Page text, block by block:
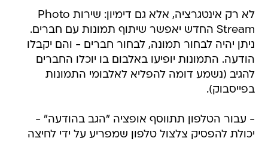
לא רק אינטגרציה, אלא גם דימיון: שירות Photo
Stream החדש יאפשר שיתוף תמונות עם חברים.
ניתן יהיה לבחור תמונה, לבחור חברים - והם יקבלו
הודעה. התמונות יופיעו באלבום בו יוכלו החברים
להגיב (נשמע דומה להפליא לאלבומי התמונות
בפייסבוק).
- עבור הטלפון תתווסף אופציה "הגב בהודעה" -
יכולת להפסיק צלצול טלפון שמפריע על ידי לחיצה